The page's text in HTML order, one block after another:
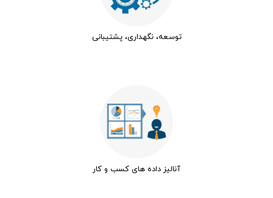
توسعه، نگهداری، پشتیبانی
آنالیز داده های کسب و کار